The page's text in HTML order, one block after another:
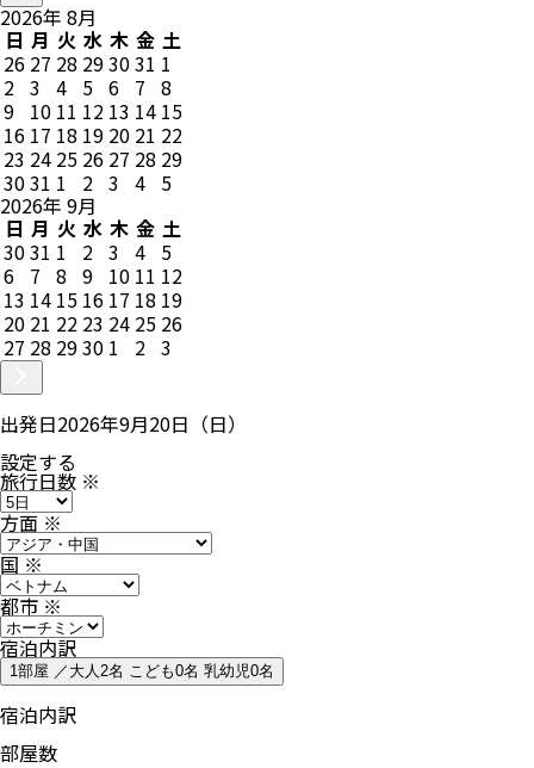
2026年 8月
日 月 火 水 木 金 土
26 27 28 293031 1
2 3 4 5 6 7 8
9 10 11 12 13 14 15
16 17 18 19 20 21 22
23 24 25 26 27 28 29
3031 1 2 3 4 5
2026年 9月
日 月 火 水 木 金 土
3031 1 2 3 4 5
6 7 8 9 10 11 12
13 14 15 16 17 18 19
20 21 22 23 24 25 26
27 28 2930 1 2 3
出発日2026年9月20日（日）
設定する
旅行日数 ※
方面※
国※
都市※
宿泊内訳
1部屋 ／大人2名 こども0名 乳幼児0名
宿泊内訳
部屋数